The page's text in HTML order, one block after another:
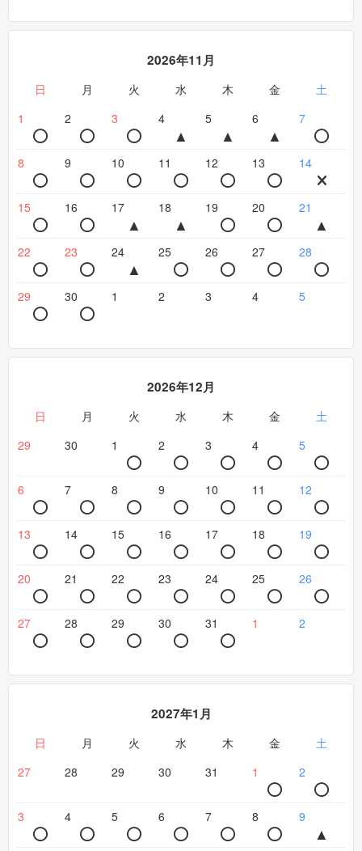
2026年11月
日 月 火 水 木 金
土
1
2 3 4 5 6 7
8 9 10 11 12 13 14
15 16 17 18 19 20 21
22 23 24 25 26 27 28
29 30 1 2 3 4 5
2026年12月
日 月 火 水 木 金
土
29
30 1 2 3 4 5
6 7 8 9 10 11 12
13 14 15 16 17 18 19
20 21 22 23 24 25 26
27 28 29 30 31 1 2
2027年1月
日 月 火 水 木 金
土
27
28 29 30 31 1 2
3 4 5 6 7 8 9